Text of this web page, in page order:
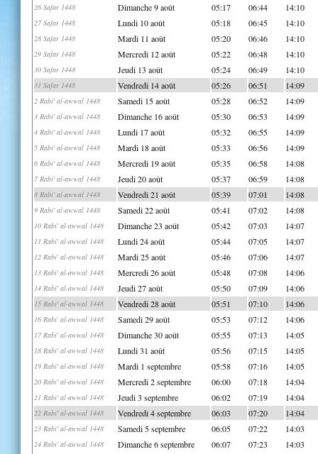
26 Safar 1448 Dimanche 9 août 05:17 06:44 14:10
27 Safar 1448 Lundi 10 août 05:18 06:45 14:10
28 Safar 1448 Mardi 11 août 05:20 06:46 14:10
29 Safar 1448 Mercredi 12 août 05:22 06:48 14:10
30 Safar 1448 Jeudi 13 août 05:24 06:49 14:10
31 Safar 1448 Vendredi 14 août 05:26 06:51 14:09
2 Rabi' al-awwal 1448 Samedi 15 août 05:28 06:52 14:09
3 Rabi' al-awwal 1448 Dimanche 16 août 05:30 06:53 14:09
4 Rabi' al-awwal 1448 Lundi 17 août 05:32 06:55 14:09
5 Rabi' al-awwal 1448 Mardi 18 août 05:33 06:56 14:09
6 Rabi' al-awwal 1448 Mercredi 19 août 05:35 06:58 14:08
7 Rabi' al-awwal 1448 Jeudi 20 août 05:37 06:59 14:08
8 Rabi' al-awwal 1448 Vendredi 21 août 05:39 07:01 14:08
9 Rabi' al-awwal 1448 Samedi 22 août 05:41 07:02 14:08
10 Rabi' al-awwal 1448 Dimanche 23 août 05:42 07:03 14:07
11 Rabi' al-awwal 1448 Lundi 24 août 05:44 07:05 14:07
12 Rabi' al-awwal 1448 Mardi 25 août 05:46 07:06 14:07
13 Rabi' al-awwal 1448 Mercredi 26 août 05:48 07:08 14:06
14 Rabi' al-awwal 1448 Jeudi 27 août 05:50 07:09 14:06
15 Rabi' al-awwal 1448 Vendredi 28 août 05:51 07:10 14:06
16 Rabi' al-awwal 1448 Samedi 29 août 05:53 07:12 14:06
17 Rabi' al-awwal 1448 Dimanche 30 août 05:55 07:13 14:05
18 Rabi' al-awwal 1448 Lundi 31 août 05:56 07:15 14:05
19 Rabi' al-awwal 1448 Mardi 1 septembre 05:58 07:16 14:05
20 Rabi' al-awwal 1448 Mercredi 2 septembre 06:00 07:18 14:04
21 Rabi' al-awwal 1448 Jeudi 3 septembre 06:02 07:19 14:04
22 Rabi' al-awwal 1448 Vendredi 4 septembre 06:03 07:20 14:04
23 Rabi' al-awwal 1448 Samedi 5 septembre 06:05 07:22 14:03
24 Rabi' al-awwal 1448 Dimanche 6 septembre 06:07 07:23 14:03